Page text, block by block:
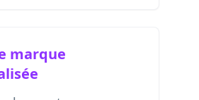
marque